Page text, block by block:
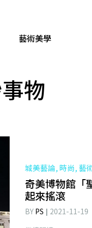
藝術美學
物
城美藝論, 時尚, 藝
奇美博物館「
起來搖滾
BY PS
2021-11-19